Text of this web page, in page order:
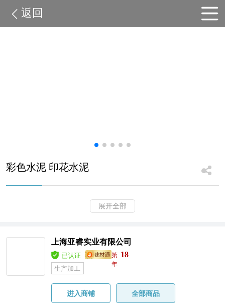
返回
彩色水泥 印花水泥
展开全部
上海亚睿实业有限公司
已认证 第 18
年
生产加工
进入商铺 全部商品